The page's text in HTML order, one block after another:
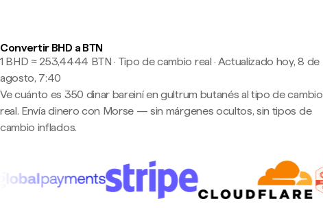
Convertir BHD a BTN
1 BHD ≈ 253,4444 BTN · Tipo de cambio real · Actualizado hoy, 8 de
agosto, 7:40
Ve cuánto es 350 dinar bareiní en gultrum butanés al tipo de cambio
real. Envía dinero con Morse — sin márgenes ocultos, sin tipos de
cambio inflados.